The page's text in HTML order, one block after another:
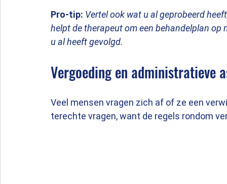
Pro-tip: Vertel ook wat u al geprobeerd
helpt de therapeut om een behandelplan
u al heeft gevolgd.
Vergoeding en administratieve
Veel mensen vragen zich af of ze een
terechte vragen, want de regels rondom